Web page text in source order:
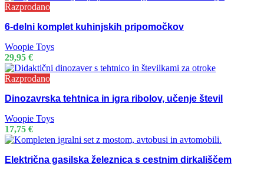
Razprodano
6-delni komplet kuhinjskih pripomočkov
Woopie Toys
29,95 €
Razprodano
Dinozavrska tehtnica in igra ribolov, učenje števil
Woopie Toys
17,75 €
Električna gasilska železnica s cestnim dirkališčem